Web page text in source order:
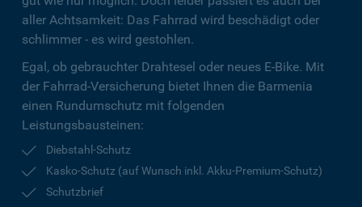
aller Achtsamkeit: Das Fahrrad wird beschädigt oder
schlimmer - es wird gestohlen.
Egal, ob gebrauchter Drahtesel oder neues E-Bike. Mit
der Fahrrad-Versicherung bietet Ihnen die Barmenia
einen Rundumschutz mit folgenden
Leistungsbausteinen:
Diebstahl-Schutz
Kasko-Schutz (auf Wunsch inkl. Akku-Premium-Schutz)
Schutzbrief